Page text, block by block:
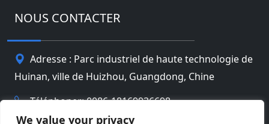
We value your privacy
NOUS CONTACTER
Adresse : Parc industriel de haute technologie de
Huinan, ville de Huizhou, Guangdong, Chine
Téléphoner: 0086-18169936698